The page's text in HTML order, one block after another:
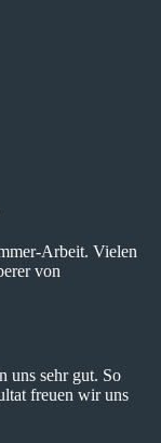
Arbeit. Vielen
von
uns sehr gut. So
freuen wir uns